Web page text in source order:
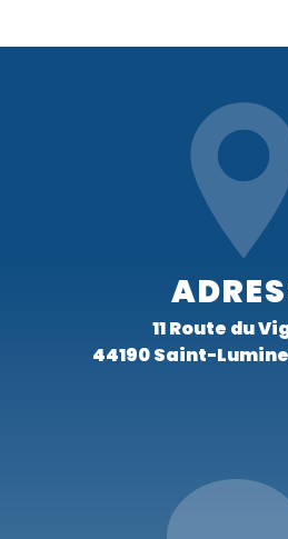
11 Route du
44190 Saint-